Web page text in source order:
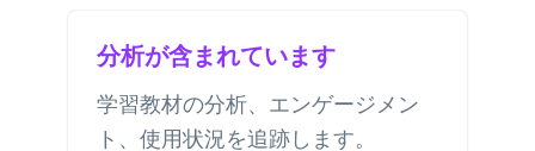
分析が含まれています
学習教材の分析、エンゲージメン
ト、使用状況を追跡します。